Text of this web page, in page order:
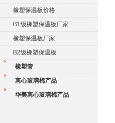
橡塑保温板价格
B1级橡塑保温板厂家
橡塑保温板厂家
B2级橡塑保温板
橡塑管
离心玻璃棉产品
华美离心玻璃棉产品